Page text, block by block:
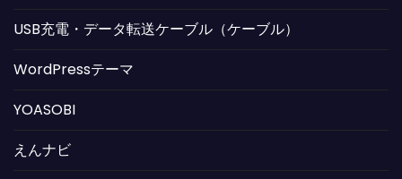
USB充電・データ転送ケーブル（ケーブル）
WordPressテーマ
YOASOBI
えんナビ